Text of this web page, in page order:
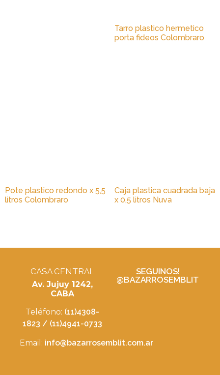
Tarro plastico hermetico
porta fideos Colombraro
Pote plastico redondo x 5,5
litros Colombraro
Caja plastica cuadrada baja
x 0,5 litros Nuva
CASA CENTRAL
Av. Jujuy 1242,
CABA
Teléfono: (11)4308-
1823 / (11)4941-0733
Email: info@bazarrosemblit.com.ar
SEGUINOS!
@BAZARROSEMBLIT